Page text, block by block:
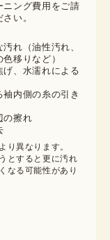
ニング費用をご請
い。
れ（油性汚れ、
移りなど）
げ、水濡れによる
内側の糸の引き
の擦れ
り異なります。
とすると更に汚れ
なる可能性があり